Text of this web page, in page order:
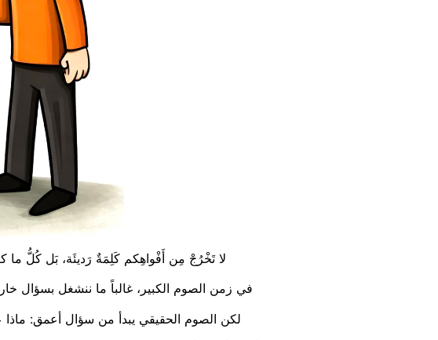
“لا تَخْرُجْ مِن أَفْواهِكم كَلِمَةٌ رَديئَة، بَل كُلُّ ما
في زمن الصوم الكبير، غالباً ما ننشغل بسؤال
لكن الصوم الحقيقي يبدأ من سؤال أعمق: